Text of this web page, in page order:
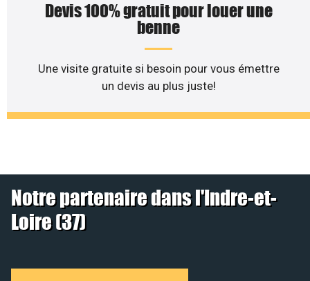
Devis 100% gratuit pour louer une
benne
Une visite gratuite si besoin pour vous émettre
un devis au plus juste!
Notre partenaire dans l'Indre-et-
Loire (37)